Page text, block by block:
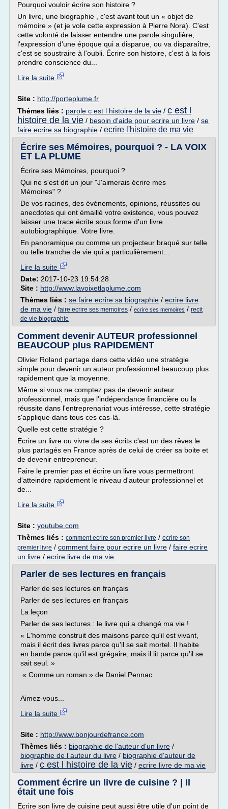
Pourquoi vouloir écrire son histoire ?
Un livre, une biographie , c'est avant tout un « objet de
mémoire » (et je vole cette expression à Pierre Nora). C'est
cette volonté de laisser entendre une parole singulière,
l'expression d'une époque qui a disparue, ou va disparaître,
c'est se soustraire à l'oubli. Écrire son histoire, c'est à la fois
prendre conscience du...
Lire la suite
Site : http://porteplume.fr
Thèmes liés : parole c est l histoire de la vie / c est l
histoire de la vie / besoin d'aide pour ecrire un livre / se
faire ecrire sa biographie / ecrire l'histoire de ma vie
Écrire ses Mémoires, pourquoi ? - LA VOIX
ET LA PLUME
Écrire ses Mémoires, pourquoi ?
Qui ne s'est dit un jour "J'aimerais écrire mes
Mémoires" ?
De vos racines, des événements, opinions, réussites ou
anecdotes qui ont émaillé votre existence, vous pouvez
laisser une trace écrite sous forme d'un livre
autobiographique. Votre livre.
En panoramique ou comme un projecteur braqué sur telle
ou telle tranche de vie qui a particulièrement...
Lire la suite
Date: 2017-10-23 19:54:28
Site : http://www.lavoixetlaplume.com
Thèmes liés : se faire ecrire sa biographie / ecrire livre
de ma vie / faire ecrire ses memoires / ecrire ses memoires / recit
de vie biographie
Comment devenir AUTEUR professionnel
BEAUCOUP plus RAPIDEMENT
Olivier Roland partage dans cette vidéo une stratégie
simple pour devenir un auteur professionnel beaucoup plus
rapidement que la moyenne.
Même si vous ne comptez pas de devenir auteur
professionnel, mais que l'indépendance financière ou la
réussite dans l'entreprenariat vous intéresse, cette stratégie
s'applique dans tous ces cas-là.
Quelle est cette stratégie ?
Ecrire un livre ou vivre de ses écrits c'est un des rêves le
plus partagés en France après de celui de créer sa boite et
de devenir entrepreneur.
Faire le premier pas et écrire un livre vous permettront
d'atteindre rapidement le niveau d'auteur professionnel et
de...
Lire la suite
Site : youtube.com
Thèmes liés : comment ecrire son premier livre / ecrire son
premier livre / comment faire pour ecrire un livre / faire ecrire
un livre / ecrire livre de ma vie
Parler de ses lectures en français
Parler de ses lectures en français
Parler de ses lectures en français
La leçon
Parler de ses lectures : le livre qui a changé ma vie !
« L'homme construit des maisons parce qu'il est vivant,
mais il écrit des livres parce qu'il se sait mortel. Il habite
en bande parce qu'il est grégaire, mais il lit parce qu'il se
sait seul. »
« Comme un roman » de Daniel Pennac
Aimez-vous...
Lire la suite
Site : http://www.bonjourdefrance.com
Thèmes liés : biographie de l'auteur d'un livre /
biographie de l auteur du livre / biographie d'auteur de
livre / c est l histoire de la vie / ecrire livre de ma vie
Comment écrire un livre de cuisine ? | Il
était une fois
Ecrire son livre de cuisine peut aussi être utile d'un point de